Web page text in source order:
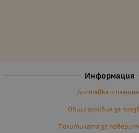
Информация
Доставка и
Общи условия за
Политиката за